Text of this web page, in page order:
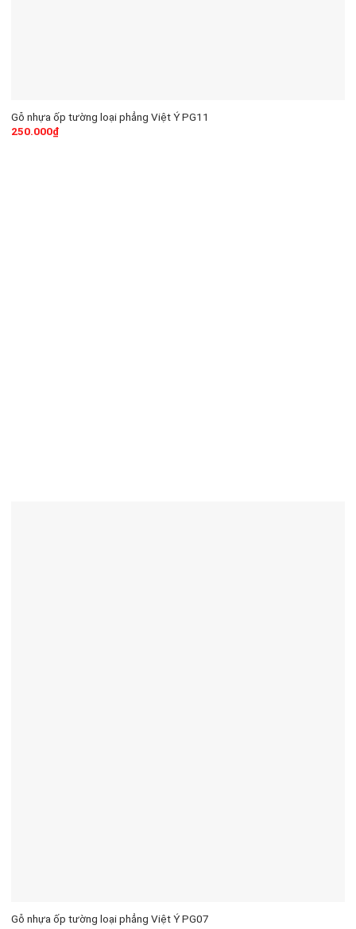
Gỗ nhựa ốp tường loại phẳng Việt Ý PG11
250.000₫
Gỗ nhựa ốp tường loại phẳng Việt Ý PG07